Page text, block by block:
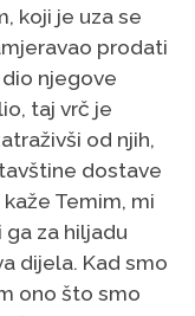
koji je uza se
prodati
njegove
taj vrč je
od njih,
dostave
Temim, mi
za hiljadu
dijela. Kad smo
ono što smo